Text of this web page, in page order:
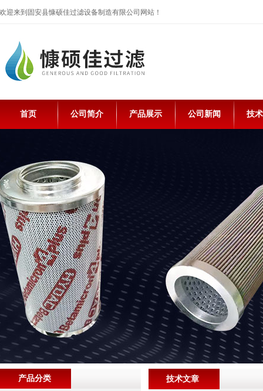
欢迎来到固安县慷硕佳过滤设备制造有限公司网站！
首页 公司简介 产品展示 公司新闻 技
技术文章
产品分类